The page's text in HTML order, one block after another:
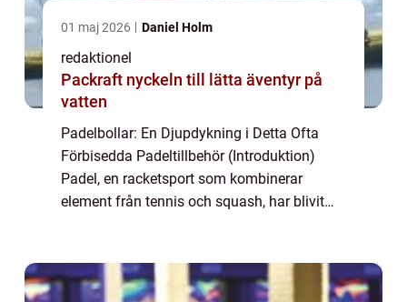
01 maj 2026 Daniel Holm
redaktionel
Packraft nyckeln till lätta äventyr på
vatten
Padelbollar: En Djupdykning i Detta Ofta
Förbisedda Padeltillbehör (Introduktion)
Padel, en racketsport som kombinerar
element från tennis och squash, har blivit
padel b...